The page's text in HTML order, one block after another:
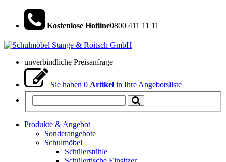
Kostenlose Hotline0800 411 11 11
unverbindliche Preisanfrage
Sie haben 0 Artikel in Ihre Angebotsliste
Produkte & Angebot
Sonderangebote
Schulmöbel
Schülerstühle